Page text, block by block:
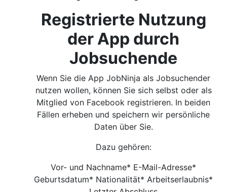
Registrierte Nutzung
der App durch
Jobsuchende
Wenn Sie die App JobNinja als Jobsuchender
nutzen wollen, können Sie sich selbst oder als
Mitglied von Facebook registrieren. In beiden
Fällen erheben und speichern wir persönliche
Daten über Sie.
Dazu gehören:
Vor- und Nachname* E-Mail-Adresse*
Geburtsdatum* Nationalität* Arbeitserlaubnis*